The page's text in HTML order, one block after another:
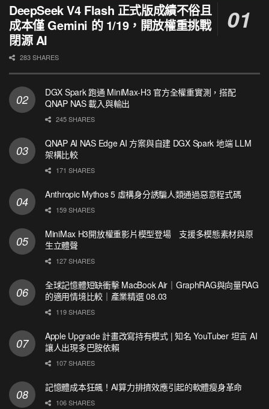
DeepSeek V4 Flash 正式版成績不俗且
成本僅 Gemini 的 1/19，開放權重挑戰
閉源 AI
283 SHARES
DGX Spark 跑通 MiniMax-H3 官方全權重實測，搭配
QNAP NAS 載入與輸出
245 SHARES
QNAP AI NAS Edge AI 方案與自建 DGX Spark 地端 LLM
架構比較
171 SHARES
Anthropic Mythos 5 虛構身分誘騙人類通過惡意程式碼
159 SHARES
MiniMax H3開放權重影片模型登場 支援多模態素材與原
生立體聲
127 SHARES
全球記憶體短缺衝擊 MacBook Air｜GraphRAG與向量RAG
的適用情境比較｜產業精選 08.03
119 SHARES
Apple Upgrade 計畫改寫持有模式 | 知名 YouTuber 坦言 AI
讓人出現多巴胺依賴
107 SHARES
記憶體成本狂飆！AI算力排擠效應引起的軟體瘦身革命
106 SHARES